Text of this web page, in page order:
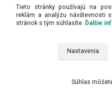
Upravit
Tieto stránky používajú na
reklám a analýzu návštevnosti
stránok s tým súhlasíte. Ďalšie
Nastavenia
Súhlas